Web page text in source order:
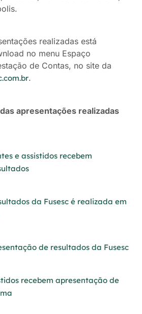
realizadas está
no menu Espaço
de Contas, no site da
.
apresentações realizadas
e assistidos recebem
da Fusesc é realizada em
de resultados da Fusesc
recebem apresentação de